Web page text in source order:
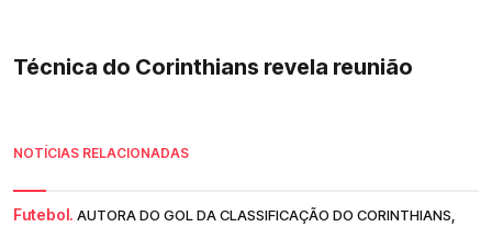
Técnica do Corinthians revela reunião
NOTÍCIAS RELACIONADAS
Futebol. AUTORA DO GOL DA CLASSIFICAÇÃO DO CORINTHIANS,